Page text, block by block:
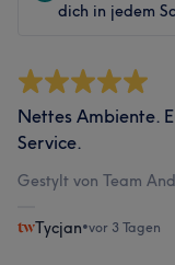
dich in jedem
Nettes Ambiente.
Service.
Gestylt von Team
Tycjan•vor 3 Tagen